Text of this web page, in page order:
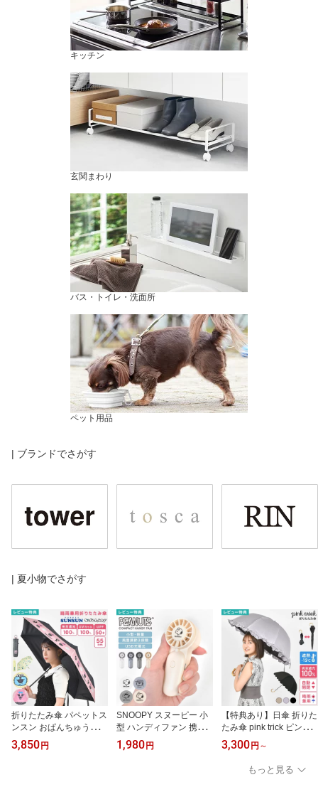
キッチン
玄関まわり
バス・トイレ・洗面所
ペット用品
| ブランドでさがす
| 夏小物でさがす
折りたたみ傘 パペットス
ンスン おぱんちゅうさぎ
晴雨兼用 子供用 レディ
ース 日傘 雨傘 55cm 軽
3,850円
SNOOPY スヌーピー 小
型 ハンディファン 携帯
扇風機 ミニ扇風機 ハン
ディ扇風機 コンパクト
1,980円
【特典あり】日傘 折りた
たみ傘 pink trick ピンク
トリック 完全遮光 晴雨
兼用 8本骨 50cm 折り傘
グラスファイバー 軽量
丈夫 通勤 紫外線 UV対策
3,300円 ～
もっと見る